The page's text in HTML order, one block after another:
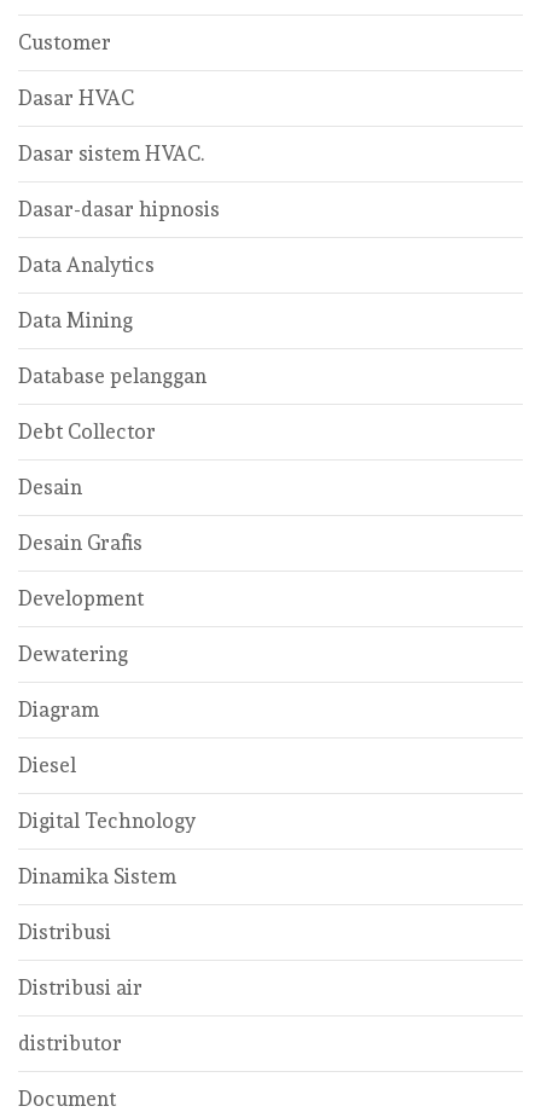
Customer
Dasar HVAC
Dasar sistem HVAC.
Dasar-dasar hipnosis
Data Analytics
Data Mining
Database pelanggan
Debt Collector
Desain
Desain Grafis
Development
Dewatering
Diagram
Diesel
Digital Technology
Dinamika Sistem
Distribusi
Distribusi air
distributor
Document